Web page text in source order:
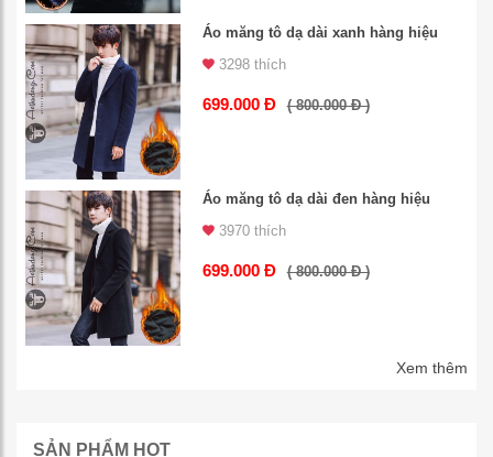
Áo măng tô dạ dài xanh hàng hiệu
3298 thích
699.000 Đ ( 800.000 Đ )
Áo măng tô dạ dài đen hàng hiệu
3970 thích
699.000 Đ ( 800.000 Đ )
Xem thêm
SẢN PHẨM HOT